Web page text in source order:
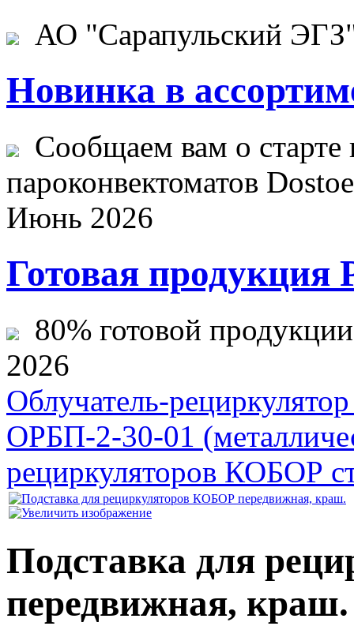
АО "Сарапульский
Новинка в
Сообщаем вам о старте
пароконвектоматов
Июнь 2026
Готовая продукция
80% готовой
2026
Облучатель-
ОРБП-2-30-01
рециркуляторов КОБОР
Подставка для
передвижная, краш.